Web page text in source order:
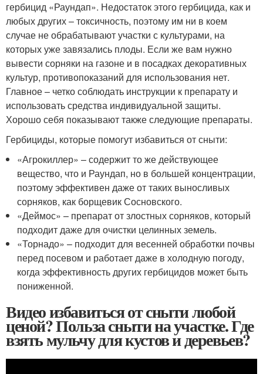
гербицид «Раундап». Недостаток этого гербицида, как и
любых других – токсичность, поэтому им ни в коем
случае не обрабатывают участки с культурами, на
которых уже завязались плоды. Если же вам нужно
вывести сорняки на газоне и в посадках декоративных
культур, противопоказаний для использования нет.
Главное – четко соблюдать инструкции к препарату и
использовать средства индивидуальной защиты.
Хорошо себя показывают также следующие препараты.
Гербициды, которые помогут избавиться от сныти:
«Агрокиллер» – содержит то же действующее
вещество, что и Раундап, но в большей концентрации,
поэтому эффективен даже от таких выносливых
сорняков, как борщевик Сосновского.
«Деймос» – препарат от злостных сорняков, который
подходит даже для очистки целинных земель.
«Торнадо» – подходит для весенней обработки почвы
перед посевом и работает даже в холодную погоду,
когда эффективность других гербицидов может быть
пониженной.
Видео избавиться от сныти любой
ценой? Польза сныти на участке. Где
взять мульчу для кустов и деревьев?